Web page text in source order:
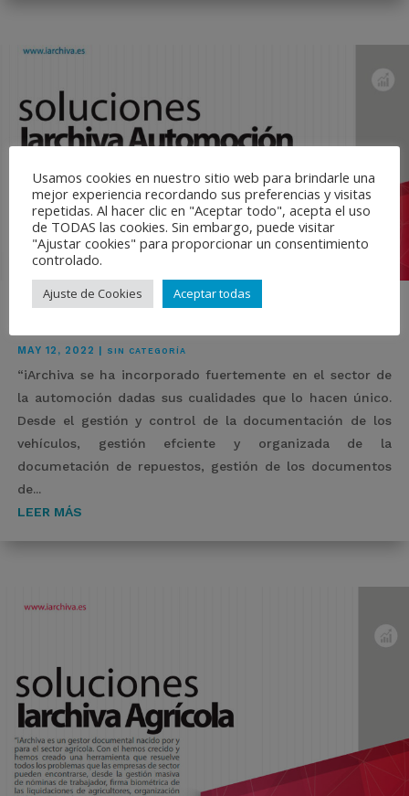
MAY 12, 2022 | SIN CATEGORÍA
“iArchiva se ha incorporado fuertemente en el sector de
la automoción dadas sus cualidades que lo hacen único.
Desde el gestión y control de la documentación de los
vehículos, gestión efciente y organizada de la
documetación de repuestos, gestión de los documentos
de...
LEER MÁS
Usamos cookies en nuestro sitio web para brindarle una
mejor experiencia recordando sus preferencias y visitas
repetidas. Al hacer clic en "Aceptar todo", acepta el uso
de TODAS las cookies. Sin embargo, puede visitar
"Ajustar cookies" para proporcionar un consentimiento
controlado.
Ajuste de Cookies Aceptar todas